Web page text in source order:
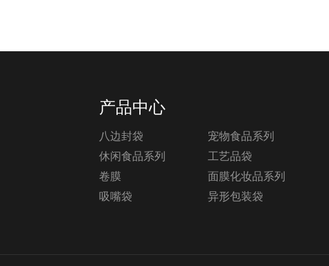
产品中心
八边封袋
宠物食品系列
休闲食品系列
工艺品袋
卷膜
面膜化妆品系列
吸嘴袋
异形包装袋